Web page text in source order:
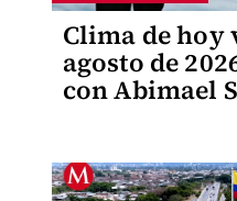
Clima de hoy
agosto de
con Abimael